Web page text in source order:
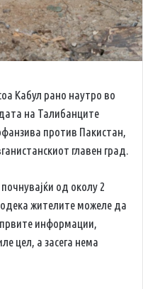
Кабул рано наутро во
на Талибанците
против Пакистан,
главен град.
од околу 2
жителите можеле да
информации,
цел, а засега нема